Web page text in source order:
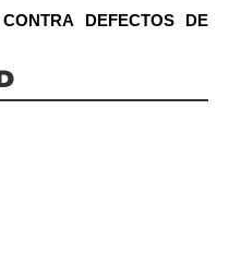
DEFECTOS DE